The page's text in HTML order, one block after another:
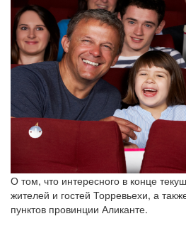
О том, что интересного в конце
жителей и гостей Торревьехи, а
пунктов провинции Аликанте.